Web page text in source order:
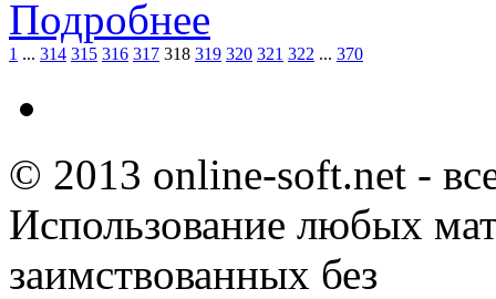
Подробнее
1 ... 314 315 316 317 318 319 320 321 322 ... 370
© 2013 online-soft.net -
Использование любых
заимствованных без